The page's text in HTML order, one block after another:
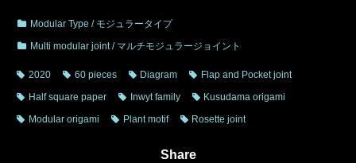
Modular Type / モジュラータイプ
Multi modular joint / マルチモジュラージョイント
2020 60 pieces Diagram
Flap and Pocket joint
Half square paper
Inwyt family
Kusudama origami
Modular origami
Plant motif Rosette joint
Share